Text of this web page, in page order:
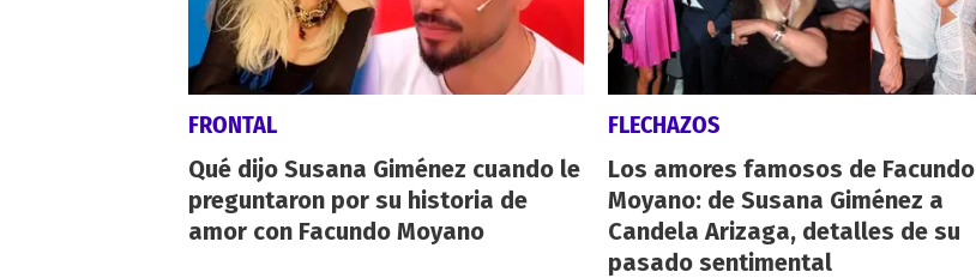
FRONTAL
Qué dijo Susana Giménez cuando le
preguntaron por su historia de
amor con Facundo Moyano
FLECHAZOS
Los amores famosos de Facundo
Moyano: de Susana Giménez a
Candela Arizaga, detalles de su
pasado sentimental